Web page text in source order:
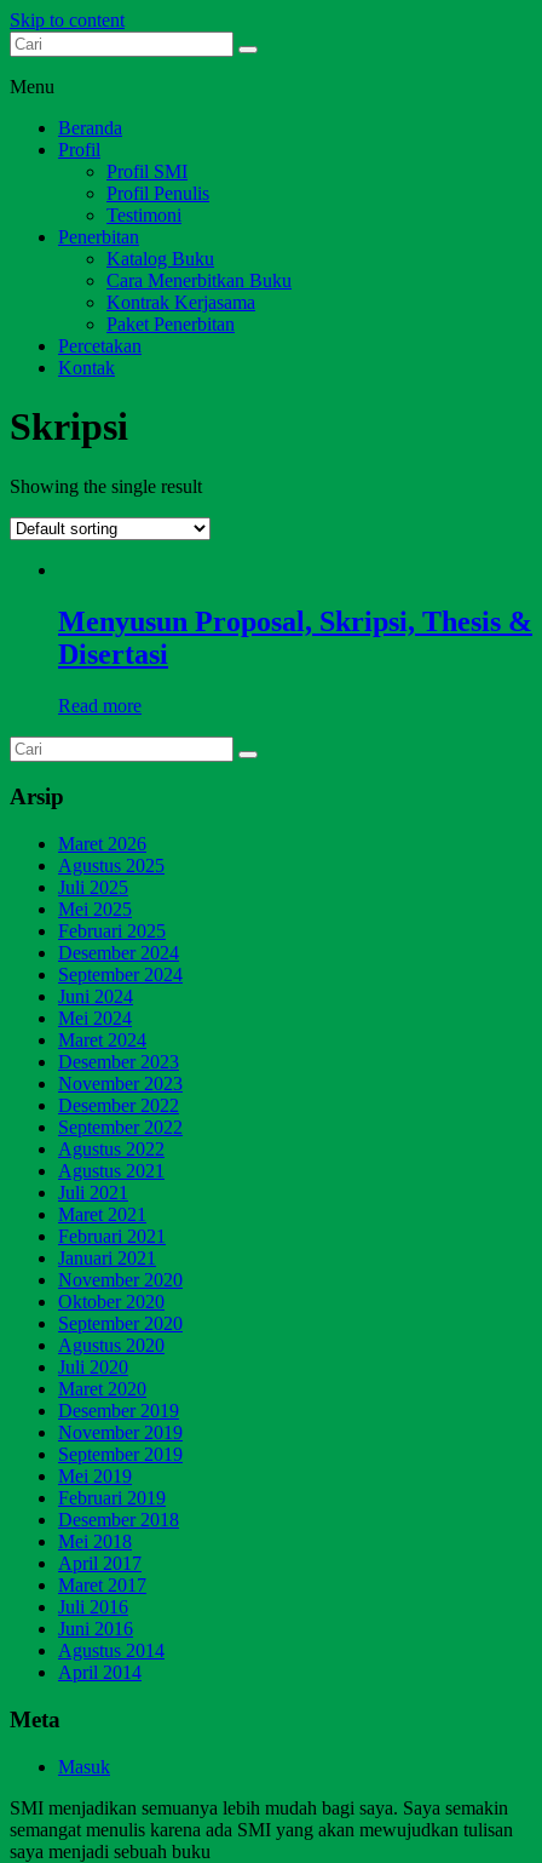
Skip to content
Dari Jambi untuk Indonesia
Menu
Beranda
Profil
Profil SMI
Profil Penulis
Testimoni
Penerbitan
Katalog Buku
Cara Menerbitkan Buku
Kontrak Kerjasama
Paket Penerbitan
Percetakan
Kontak
Skripsi
Showing the single result
Menyusun Proposal, Skripsi, Thesis &
Disertasi
Read more
Arsip
Maret 2026
Agustus 2025
Juli 2025
Mei 2025
Februari 2025
Desember 2024
September 2024
Juni 2024
Mei 2024
Maret 2024
Desember 2023
November 2023
Desember 2022
September 2022
Agustus 2022
Agustus 2021
Juli 2021
Maret 2021
Februari 2021
Januari 2021
November 2020
Oktober 2020
September 2020
Agustus 2020
Juli 2020
Maret 2020
Desember 2019
November 2019
September 2019
Mei 2019
Februari 2019
Desember 2018
Mei 2018
April 2017
Maret 2017
Juli 2016
Juni 2016
Agustus 2014
April 2014
Meta
Masuk
SMI menjadikan semuanya lebih mudah bagi saya. Saya semakin
semangat menulis karena ada SMI yang akan mewujudkan tulisan
saya menjadi sebuah buku